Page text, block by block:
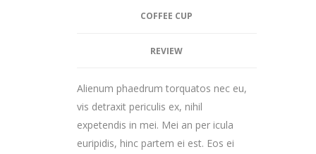
COFFEE CUP
REVIEW
Alienum phaedrum torquatos nec eu,
vis detraxit periculis ex, nihil
expetendis in mei. Mei an per icula
euripidis, hinc partem ei est. Eos ei